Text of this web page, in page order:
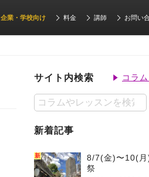
企業・学校向け 料金 講師 お問い
サイト内検索 コラ
新着記事
新
8/7(金)〜10(月
祭